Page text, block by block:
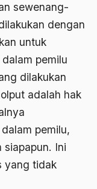
sewenang-
dengan
untuk
pemilu
dilakukan
adalah hak
pemilu,
siapapun. Ini
yang tidak